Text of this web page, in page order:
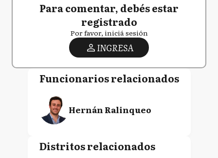
Para comentar, debés estar
registrado
Por favor, iniciá sesión
INGRESA
Funcionarios relacionados
Hernán Ralinqueo
Distritos relacionados